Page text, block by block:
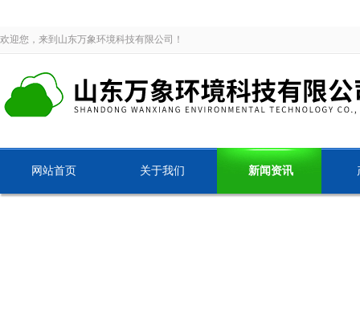
欢迎您，来到山东万象环境科技有限公司！
网站首页 关于我们 新闻资讯